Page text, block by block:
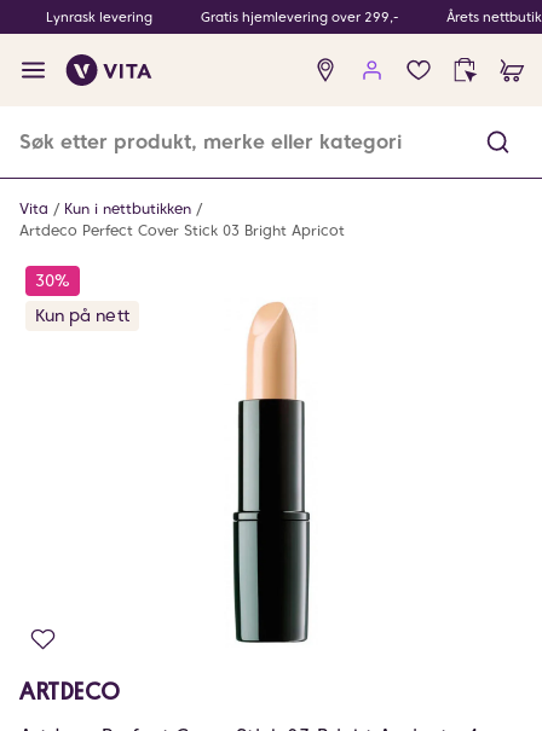
Lynrask levering Gratis hjemlevering over 299,- Årets
Ingen
produkter
Vita
Kun i nettbutikken
Artdeco Perfect Cover Stick 03 Bright Apricot
30%
Kun på nett
ARTDECO